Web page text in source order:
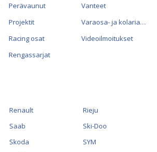
Perävaunut
Projektit
Racing osat
Rengassarjat
Vanteet
Varaosa- ja kolariautot
Videoilmoitukset
Renault
Saab
Skoda
Rieju
Ski-Doo
SYM